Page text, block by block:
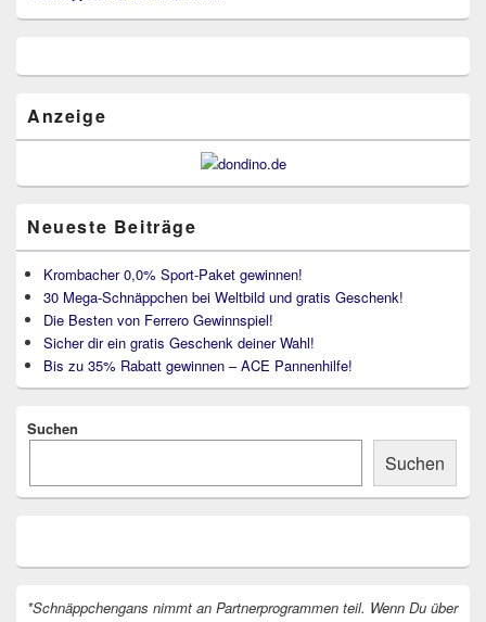
Widget-
Anzeige
Neueste Beiträge
Krombacher 0,0% Sport-Paket gewinnen!
30 Mega-Schnäppchen bei Weltbild und gratis Geschenk!
Die Besten von Ferrero Gewinnspiel!
Sicher dir ein gratis Geschenk deiner Wahl!
Bis zu 35% Rabatt gewinnen – ACE Pannenhilfe!
Suchen
Suchen
*Schnäppchengans nimmt an Partnerprogrammen teil. Wenn Du über